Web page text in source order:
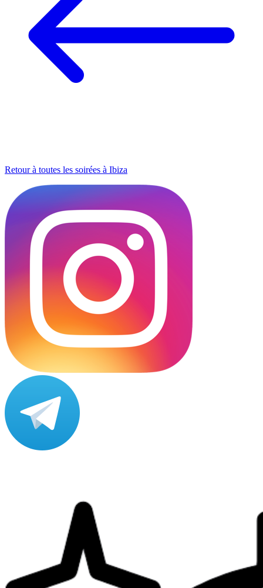
Retour à toutes les soirées à Ibiza